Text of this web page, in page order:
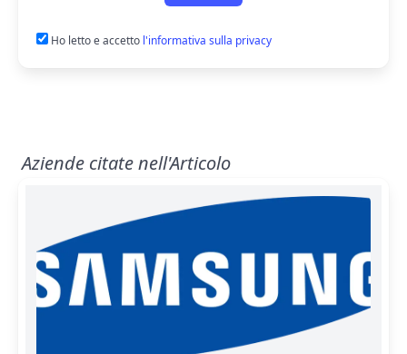
Ho letto e accetto l'informativa sulla privacy
Aziende citate nell'Articolo